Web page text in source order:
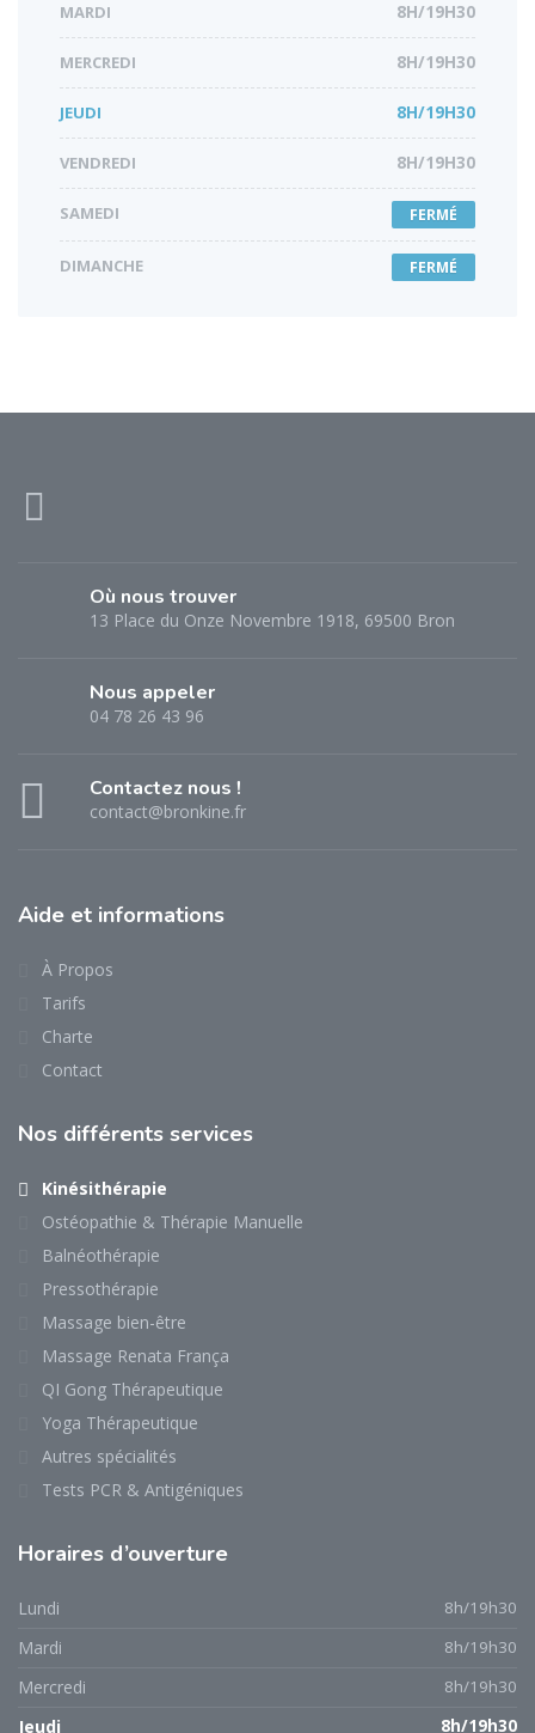
MARDI 8H/19H30
MERCREDI 8H/19H30
JEUDI 8H/19H30
VENDREDI 8H/19H30
SAMEDI FERMÉ
DIMANCHE FERMÉ
Où nous trouver
13 Place du Onze Novembre 1918, 69500 Bron
Nous appeler
04 78 26 43 96
Contactez nous !
contact@bronkine.fr
Aide et informations
À Propos
Tarifs
Charte
Contact
Nos différents services
Kinésithérapie
Ostéopathie & Thérapie Manuelle
Balnéothérapie
Pressothérapie
Massage bien-être
Massage Renata França
QI Gong Thérapeutique
Yoga Thérapeutique
Autres spécialités
Tests PCR & Antigéniques
Horaires d’ouverture
Lundi 8h/19h30
Mardi 8h/19h30
Mercredi 8h/19h30
Jeudi 8h/19h30